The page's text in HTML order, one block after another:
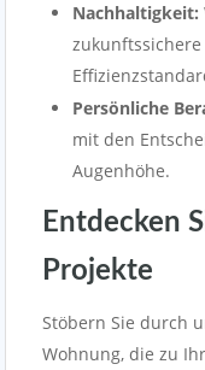
Nachhaltigkeit:
Persönliche
mit den
Augenhöhe.
Entdecken
Projekte
Stöbern Sie durch
Wohnung, die zu